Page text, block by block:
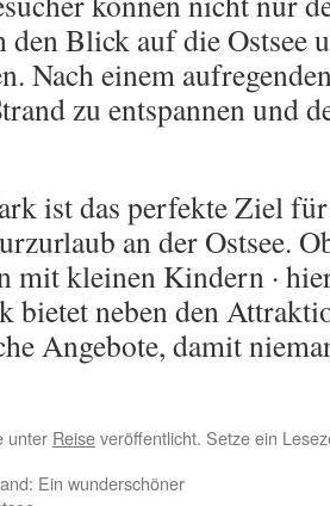
den Blick auf die Ostsee
Nach einem
zu entspannen und
ist das perfekte Ziel
an der Ostsee.
mit kleinen Kindern ·
bietet neben den
Angebote, damit
unter Reiseveröffentlicht. Setze ein
Ein wunderschöner